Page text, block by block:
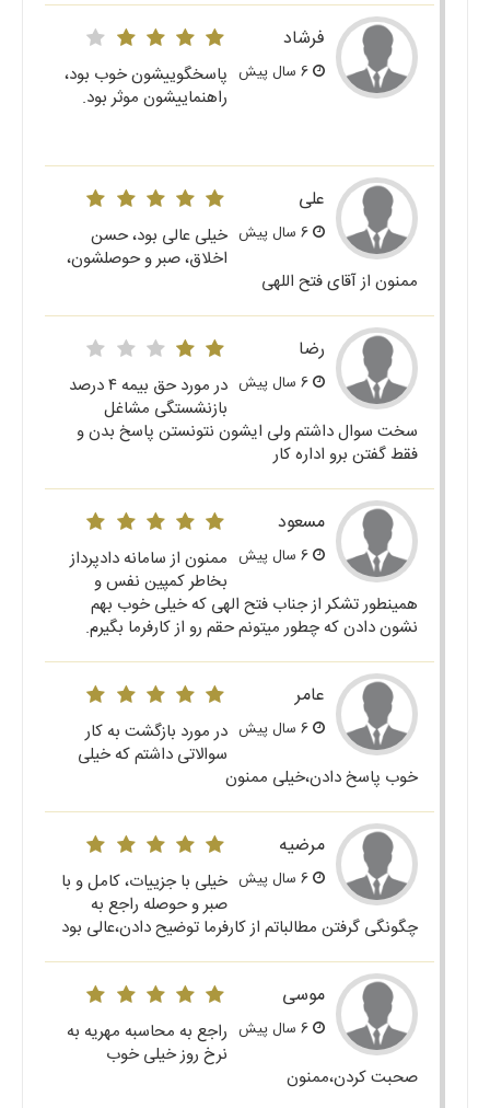
فرشاد
پاسخگوییشون خوب بود،
راهنماییشون موثر بود.
علی
خیلی عالی بود، حسن
اخلاق، صبر و حوصلشون،
ممنون از آقای فتح اللهی
رضا
در مورد حق بیمه ۴ درصد
بازنشستگی مشاغل
سخت سوال داشتم ولی ایشون نتونستن پاسخ بدن و
فقط گفتن برو اداره کار
مسعود
ممنون از سامانه دادپرداز
بخاطر کمپین نفس و
همینطور تشکر از جناب فتح الهی که خیلی خوب بهم
نشون دادن که چطور میتونم حقم رو از کارفرما بگیرم.
عامر
در مورد بازگشت به کار
سوالاتی داشتم که خیلی
خوب پاسخ دادن،خیلی ممنون
مرضیه
خیلی با جزییات، کامل و با
صبر و حوصله راجع به
چگونگی گرفتن مطالباتم از کارفرما توضیح دادن،عالی بود
موسی
راجع به محاسبه مهریه به
نرخ روز خیلی خوب
صحبت کردن،ممنون